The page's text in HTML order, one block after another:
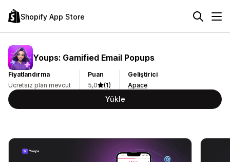
Shopify App Store
Youps: Gamified Email Popups
Fiyatlandırma
Ücretsiz plan mevcut
Puan
5,0
(1)
Geliştirici
Apace
Yükle